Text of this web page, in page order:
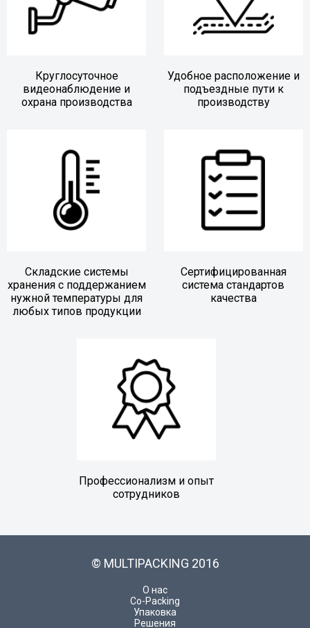
Круглосуточное
видеонаблюдение и
охрана производства
Удобное расположение и
подъездные пути к
производству
Складские системы
хранения с поддержанием
нужной температуры для
любых типов продукции
Сертифицированная
система стандартов
качества
Профессионализм и опыт
сотрудников
© MULTIPACKING 2016
О нас
Co-Packing
Упаковка
Решения